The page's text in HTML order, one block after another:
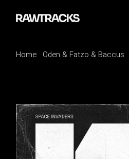
Home Oden & Fatzo & Baccus